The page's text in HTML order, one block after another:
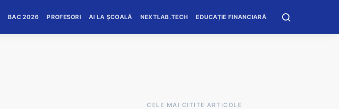
BAC 2026 PROFESORI AI LA ȘCOALĂ NEXTLAB.TECH EDUCAȚIE FINANCIARĂ
CELE MAI CITITE ARTICOLE